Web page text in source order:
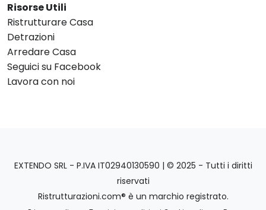
Risorse Utili
Ristrutturare Casa
Detrazioni
Arredare Casa
Seguici su Facebook
Lavora con noi
EXTENDO SRL - P.IVA IT02940130590 | © 2025 - Tutti i diritti
riservati
Ristrutturazioni.com® è un marchio registrato.